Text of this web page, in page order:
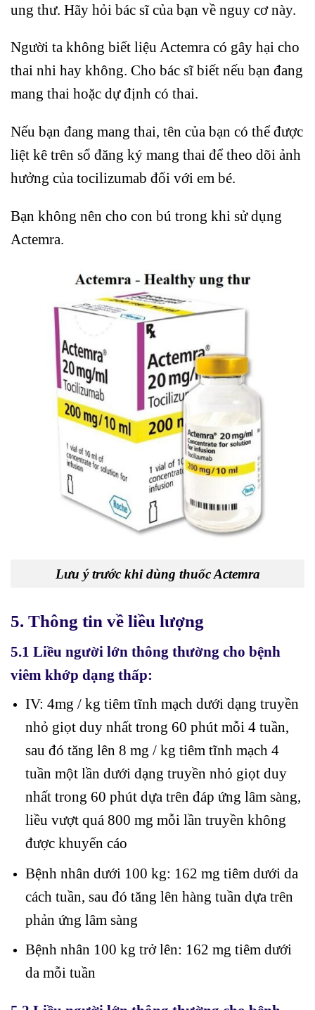
ung thư. Hãy hỏi bác sĩ của bạn về nguy cơ này.
Người ta không biết liệu Actemra có gây hại cho
thai nhi hay không. Cho bác sĩ biết nếu bạn đang
mang thai hoặc dự định có thai.
Nếu bạn đang mang thai, tên của bạn có thể được
liệt kê trên sổ đăng ký mang thai để theo dõi ảnh
hưởng của tocilizumab đối với em bé.
Bạn không nên cho con bú trong khi sử dụng
Actemra.
Lưu ý trước khi dùng thuốc Actemra
5. Thông tin về liều lượng
5.1 Liều người lớn thông thường cho bệnh
viêm khớp dạng thấp:
IV: 4mg / kg tiêm tĩnh mạch dưới dạng truyền
nhỏ giọt duy nhất trong 60 phút mỗi 4 tuần,
sau đó tăng lên 8 mg / kg tiêm tĩnh mạch 4
tuần một lần dưới dạng truyền nhỏ giọt duy
nhất trong 60 phút dựa trên đáp ứng lâm sàng,
liều vượt quá 800 mg mỗi lần truyền không
được khuyến cáo
Bệnh nhân dưới 100 kg: 162 mg tiêm dưới da
cách tuần, sau đó tăng lên hàng tuần dựa trên
phản ứng lâm sàng
Bệnh nhân 100 kg trở lên: 162 mg tiêm dưới
da mỗi tuần